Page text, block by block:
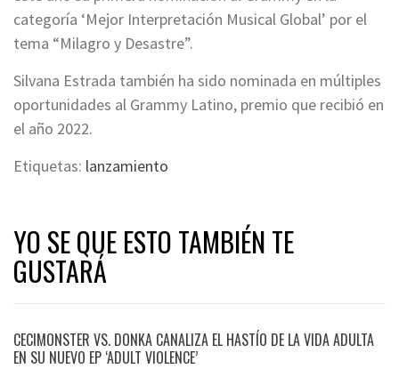
categoría ‘Mejor Interpretación Musical Global’ por el
tema “Milagro y Desastre”.
Silvana Estrada también ha sido nominada en múltiples
oportunidades al Grammy Latino, premio que recibió en
el año 2022.
Etiquetas: lanzamiento
YO SE QUE ESTO TAMBIÉN TE
GUSTARÁ
CECIMONSTER VS. DONKA CANALIZA EL HASTÍO DE LA VIDA ADULTA
EN SU NUEVO EP ‘ADULT VIOLENCE’